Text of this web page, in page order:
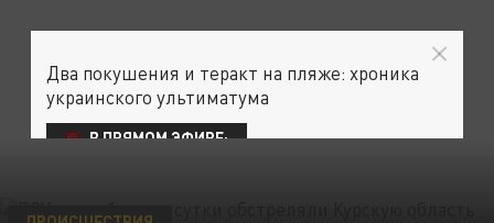
Два покушения и теракт на пляже: хроника
украинского ультиматума
В ПРЯМОМ ЭФИРЕ: